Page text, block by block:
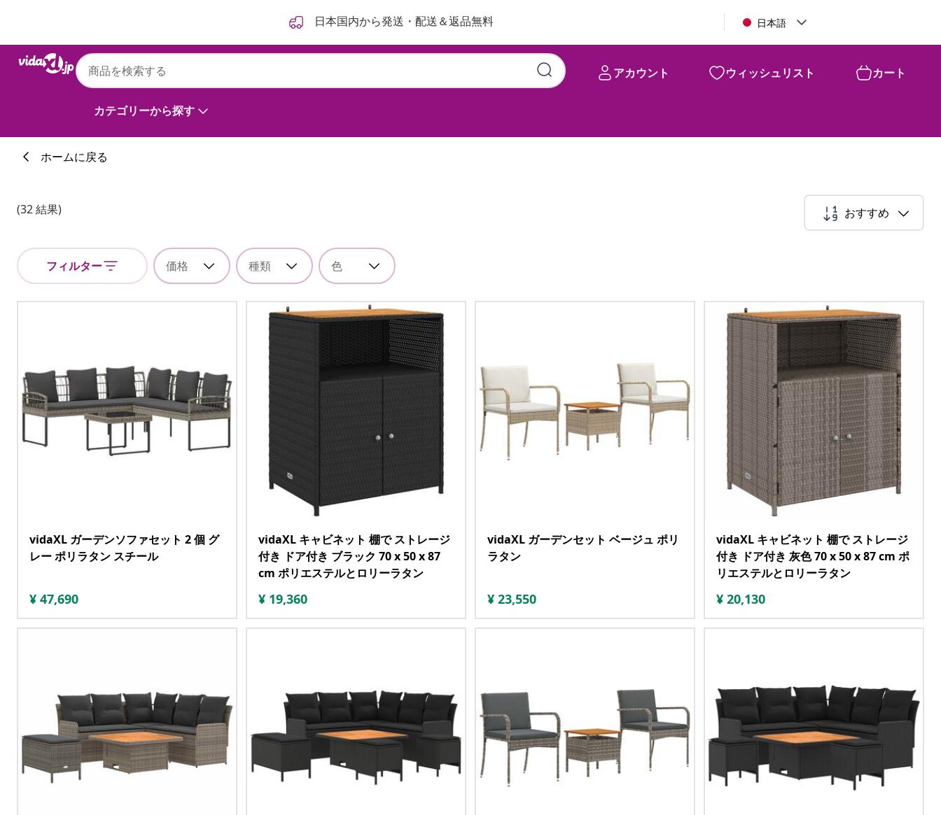
日本国内から発送・配送＆返品無料 日本語
カテゴリーから探す
アカウント ウィッシュリスト カート
ホームに戻る
(32 結果) おすすめ
フィルター 価格 種類 色
vidaXL ガーデンソファセット 2 個 グ
レー ポリラタン スチール
¥ 47,690
vidaXL キャビネット 棚で ストレージ
付き ドア付き ブラック 70 x 50 x 87
cm ポリエステルとロリーラタン
¥ 19,360
vidaXL ガーデンセット ベージュ ポリ
ラタン
¥ 23,550
vidaXL キャビネット 棚で ストレージ
付き ドア付き 灰色 70 x 50 x 87 cm ポ
リエステルとロリーラタン
¥ 20,130